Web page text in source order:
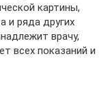
картины,
и ряда других
врачу,
всех показаний и